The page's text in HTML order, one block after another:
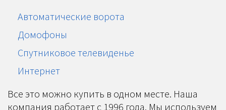
Автоматические ворота
Домофоны
Спутниковое телевиденье
Интернет
Все это можно купить в одном месте. Наша
компания работает с 1996 года. Мы используем